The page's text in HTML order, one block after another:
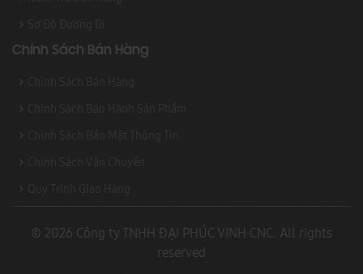
Chính Sách Bán Hàng
© 2026 Công ty TNHH ĐẠI PHÚC VINH CNC. All rights
reserved